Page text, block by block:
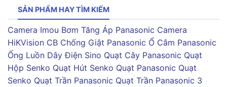
SẢN PHẨM HAY TÌM KIẾM
Camera Imou Bơm Tăng Áp Panasonic Camera
HiKVision CB Chống Giật Panasonic Ổ Cắm Panasonic
Ống Luồn Dây Điện Sino Quạt Cây Panasonic Quạt
Hộp Senko Quạt Hút Senko Quạt Panasonic Quạt
Senko Quạt Trần Panasonic Quạt Trần Panasonic 3